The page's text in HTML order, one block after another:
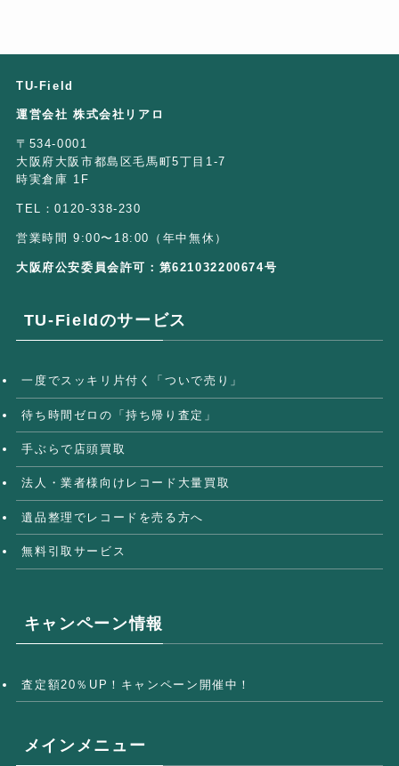
TU-Field
運営会社 株式会社リアロ
〒534-0001
大阪府大阪市都島区毛馬町5丁目1-7
時実倉庫 1F
TEL：0120-338-230
営業時間 9:00〜18:00（年中無休）
大阪府公安委員会許可：第621032200674号
TU-Fieldのサービス
一度でスッキリ片付く「ついで売り」
待ち時間ゼロの「持ち帰り査定」
手ぶらで店頭買取
法人・業者様向けレコード大量買取
遺品整理でレコードを売る方へ
無料引取サービス
キャンペーン情報
査定額20％UP！キャンペーン開催中！
メインメニュー